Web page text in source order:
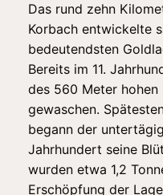
Das rund zehn
Korbach entwickelte
bedeutendsten
Bereits im 11.
des 560 Meter hohen
gewaschen.
begann der
Jahrhundert seine
wurden etwa 1,2
Erschöpfung der